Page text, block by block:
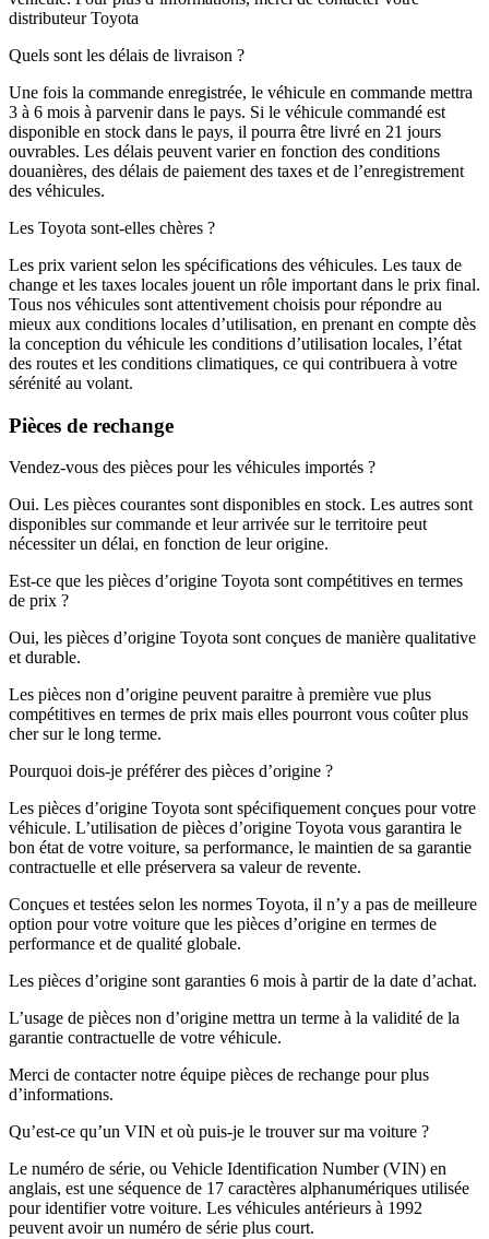
distributeur Toyota
Quels sont les délais de livraison ?
Une fois la commande enregistrée, le véhicule en commande mettra
3 à 6 mois à parvenir dans le pays. Si le véhicule commandé est
disponible en stock dans le pays, il pourra être livré en 21 jours
ouvrables. Les délais peuvent varier en fonction des conditions
douanières, des délais de paiement des taxes et de l’enregistrement
des véhicules.
Les Toyota sont-elles chères ?
Les prix varient selon les spécifications des véhicules. Les taux de
change et les taxes locales jouent un rôle important dans le prix final.
Tous nos véhicules sont attentivement choisis pour répondre au
mieux aux conditions locales d’utilisation, en prenant en compte dès
la conception du véhicule les conditions d’utilisation locales, l’état
des routes et les conditions climatiques, ce qui contribuera à votre
sérénité au volant.
Pièces de rechange
Vendez-vous des pièces pour les véhicules importés ?
Oui. Les pièces courantes sont disponibles en stock. Les autres sont
disponibles sur commande et leur arrivée sur le territoire peut
nécessiter un délai, en fonction de leur origine.
Est-ce que les pièces d’origine Toyota sont compétitives en termes
de prix ?
Oui, les pièces d’origine Toyota sont conçues de manière qualitative
et durable.
Les pièces non d’origine peuvent paraitre à première vue plus
compétitives en termes de prix mais elles pourront vous coûter plus
cher sur le long terme.
Pourquoi dois-je préférer des pièces d’origine ?
Les pièces d’origine Toyota sont spécifiquement conçues pour votre
véhicule. L’utilisation de pièces d’origine Toyota vous garantira le
bon état de votre voiture, sa performance, le maintien de sa garantie
contractuelle et elle préservera sa valeur de revente.
Conçues et testées selon les normes Toyota, il n’y a pas de meilleure
option pour votre voiture que les pièces d’origine en termes de
performance et de qualité globale.
Les pièces d’origine sont garanties 6 mois à partir de la date d’achat.
L’usage de pièces non d’origine mettra un terme à la validité de la
garantie contractuelle de votre véhicule.
Merci de contacter notre équipe pièces de rechange pour plus
d’informations.
Qu’est-ce qu’un VIN et où puis-je le trouver sur ma voiture ?
Le numéro de série, ou Vehicle Identification Number (VIN) en
anglais, est une séquence de 17 caractères alphanumériques utilisée
pour identifier votre voiture. Les véhicules antérieurs à 1992
peuvent avoir un numéro de série plus court.